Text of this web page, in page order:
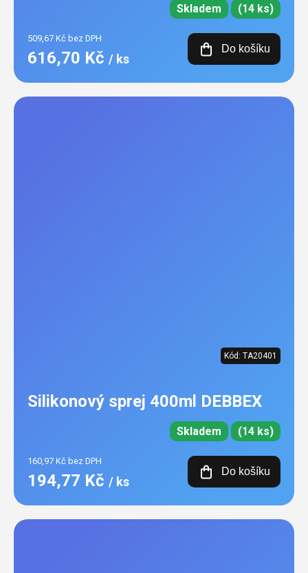
Skladem (14 ks)
509,67 Kč bez DPH
616,70 Kč / ks
Do košíku
Kód: TA20401
Silikonový sprej 400ml DEBBEX
Skladem (14 ks)
160,97 Kč bez DPH
194,77 Kč / ks
Do košíku